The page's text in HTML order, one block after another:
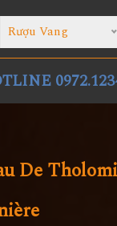
Rượu Vang
De